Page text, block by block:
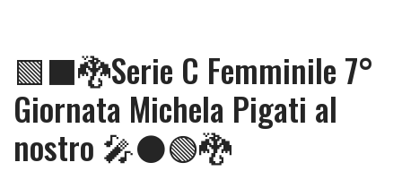
🟩⬛🐉Serie C Femminile 7°
Giornata Michela Pigati al
nostro 🎤⚫🟢🐉